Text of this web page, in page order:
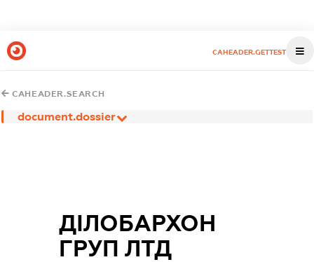
CAHEADER.GETTEST
CAHEADER.SEARCH
document.dossier
ДІЛОБАРХОН
ГРУП ЛТД